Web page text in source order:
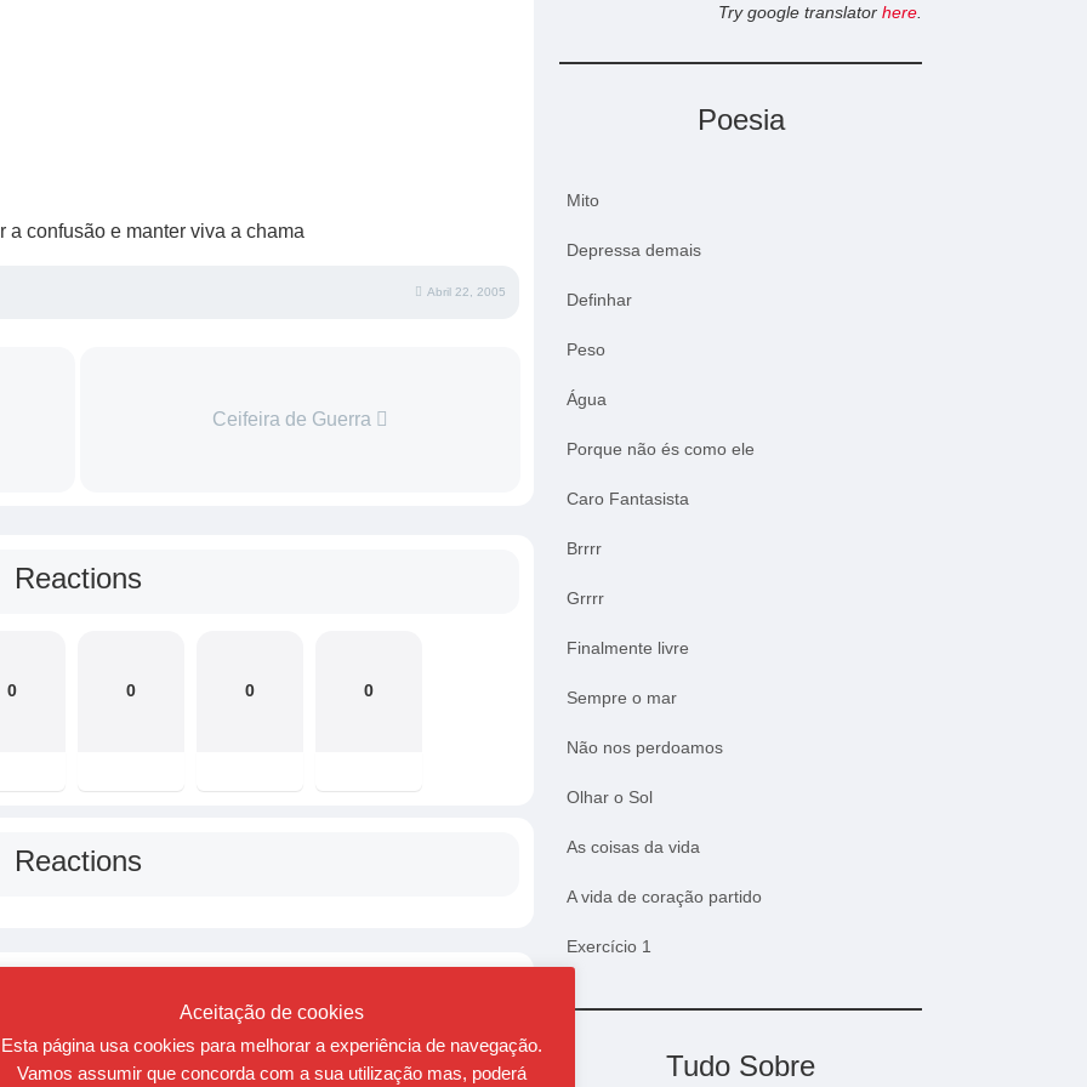
a confusão e manter viva a chama
Abril 22, 2005
Ceifeira de Guerra
Reactions
0 0 0 0
Reactions
Try google translator here.
Poesia
Mito
Depressa demais
Definhar
Peso
Água
Porque não és como ele
Caro Fantasista
Brrrr
Grrrr
Finalmente livre
Sempre o mar
Não nos perdoamos
Olhar o Sol
As coisas da vida
A vida de coração partido
Exercício 1
Tudo Sobre
Aceitação de cookies
Esta página usa cookies para melhorar a experiência de navegação.
Vamos assumir que concorda com a sua utilização mas, poderá